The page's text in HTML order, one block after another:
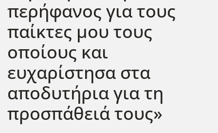
περήφανος για τους
παίκτες μου τους
οποίους και
ευχαρίστησα στα
αποδυτήρια για τη
προσπάθειά τους»